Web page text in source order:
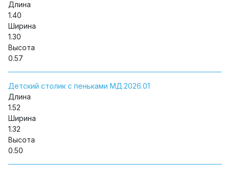
Длина
1.40
Ширина
1.30
Высота
0.57
Детский столик с пеньками МД.2026.01
Длина
1.52
Ширина
1.32
Высота
0.50